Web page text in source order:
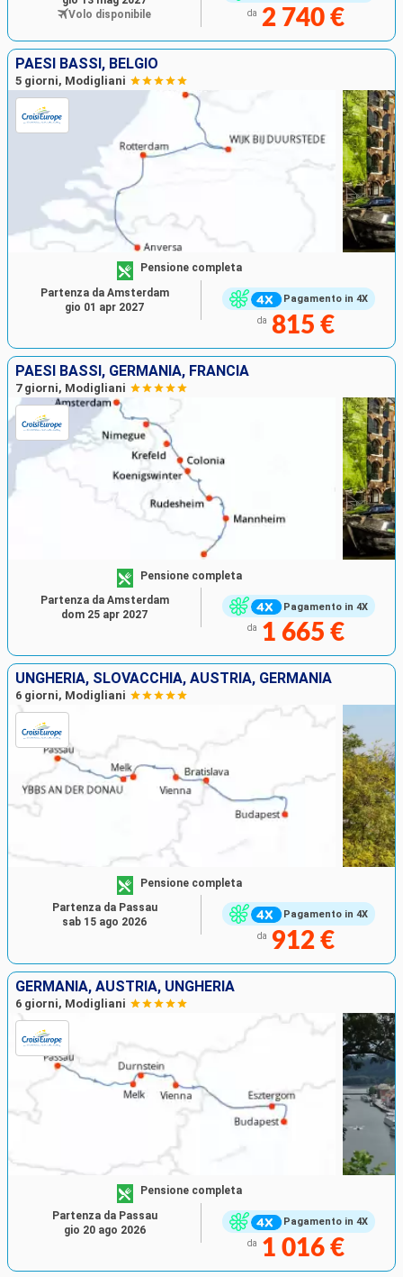
da 2 740 €
Volo disponibile
PAESI BASSI, BELGIO
5 giorni, Modigliani
Pagamento in 4X
Pensione completa
da 815 €
Partenza da Amsterdam
gio 01 apr 2027
PAESI BASSI, GERMANIA, FRANCIA
7 giorni, Modigliani
Pagamento in 4X
Pensione completa
da 1 665 €
Partenza da Amsterdam
dom 25 apr 2027
UNGHERIA, SLOVACCHIA, AUSTRIA, GERMANIA
6 giorni, Modigliani
Pagamento in 4X
Pensione completa
da 912 €
Partenza da Passau
sab 15 ago 2026
GERMANIA, AUSTRIA, UNGHERIA
6 giorni, Modigliani
Pagamento in 4X
Pensione completa
da 1 016 €
Partenza da Passau
gio 20 ago 2026